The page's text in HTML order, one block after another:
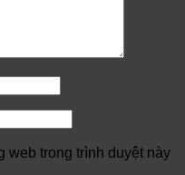
web trong trình duyệt này